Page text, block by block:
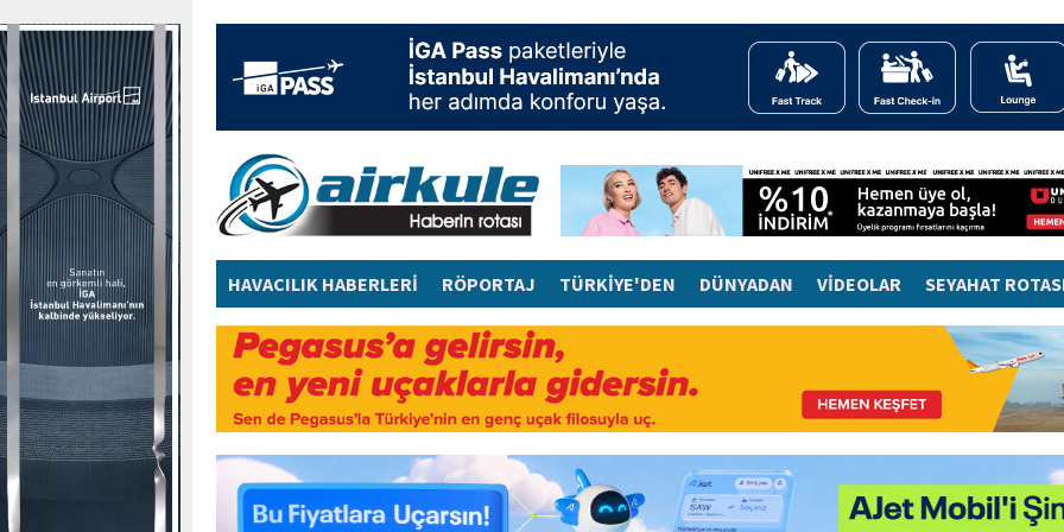
HAVACILIK HABERLERİ RÖPORTAJ TÜRKİYE'DEN DÜNYADAN VİDEOLAR SEYAHAT